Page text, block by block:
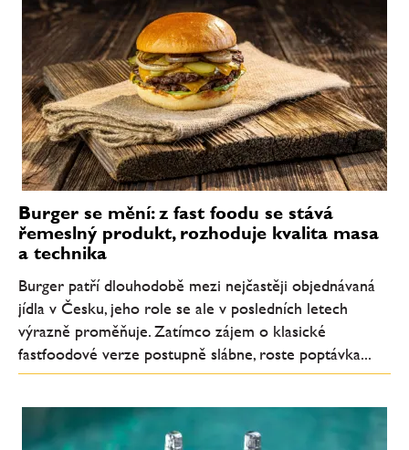
Burger se mění: z fast foodu se stává
řemeslný produkt, rozhoduje kvalita masa
a technika
Burger patří dlouhodobě mezi nejčastěji objednávaná
jídla v Česku, jeho role se ale v posledních letech
výrazně proměňuje. Zatímco zájem o klasické
fastfoodové verze postupně slábne, roste poptávka...